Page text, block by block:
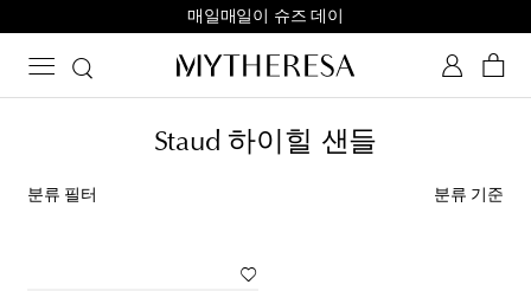
매일매일이 슈즈 데이
Staud 하이힐 샌들
분류 필터 분류 기준